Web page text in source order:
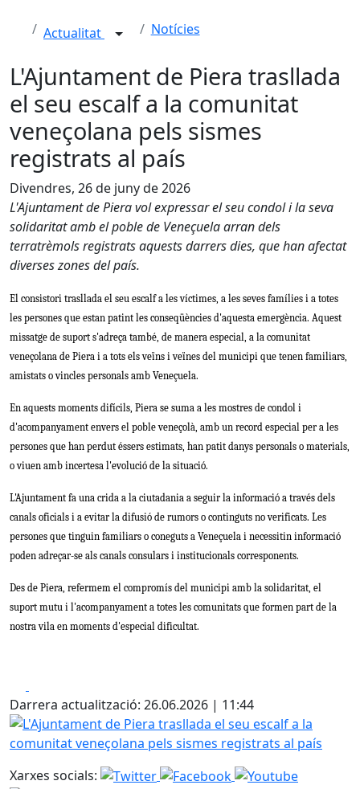
Actualitat Notícies
L'Ajuntament de Piera trasllada
el seu escalf a la comunitat
veneçolana pels sismes
registrats al país
Divendres, 26 de juny de 2026
L'Ajuntament de Piera vol expressar el seu condol i la seva
solidaritat amb el poble de Veneçuela arran dels
terratrèmols registrats aquests darrers dies, que han afectat
diverses zones del país.
El consistori trasllada el seu escalf a les víctimes, a les seves famílies i a totes
les persones que estan patint les conseqüències d'aquesta emergència. Aquest
missatge de suport s'adreça també, de manera especial, a la comunitat
veneçolana de Piera i a tots els veïns i veïnes del municipi que tenen familiars,
amistats o vincles personals amb Veneçuela.
En aquests moments difícils, Piera se suma a les mostres de condol i
d'acompanyament envers el poble veneçolà, amb un record especial per a les
persones que han perdut éssers estimats, han patit danys personals o materials,
o viuen amb incertesa l'evolució de la situació.
L'Ajuntament fa una crida a la ciutadania a seguir la informació a través dels
canals oficials i a evitar la difusió de rumors o continguts no verificats. Les
persones que tinguin familiars o coneguts a Veneçuela i necessitin informació
poden adreçar-se als canals consulars i institucionals corresponents.
Des de Piera, refermem el compromís del municipi amb la solidaritat, el
suport mutu i l'acompanyament a totes les comunitats que formen part de la
nostra vila en moments d'especial dificultat.
Darrera actualització: 26.06.2026 | 11:44
L'Ajuntament de Piera trasllada el seu escalf a la
Xarxes socials: